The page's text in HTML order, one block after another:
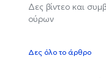
Δες βίντεο και
ούρων
Δες όλο το άρθρο